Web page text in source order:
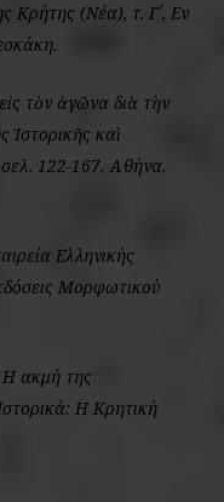
Κρήτης (Νέα), τ. Γ΄, Εν
τὸν ἀγῶνα διὰ τὴν
Ἱστορικῆς καὶ
σελ. 122-167. Αθήνα.
Ελληνικής
Μορφωτικού
Η ακμή της
Η Κρητική